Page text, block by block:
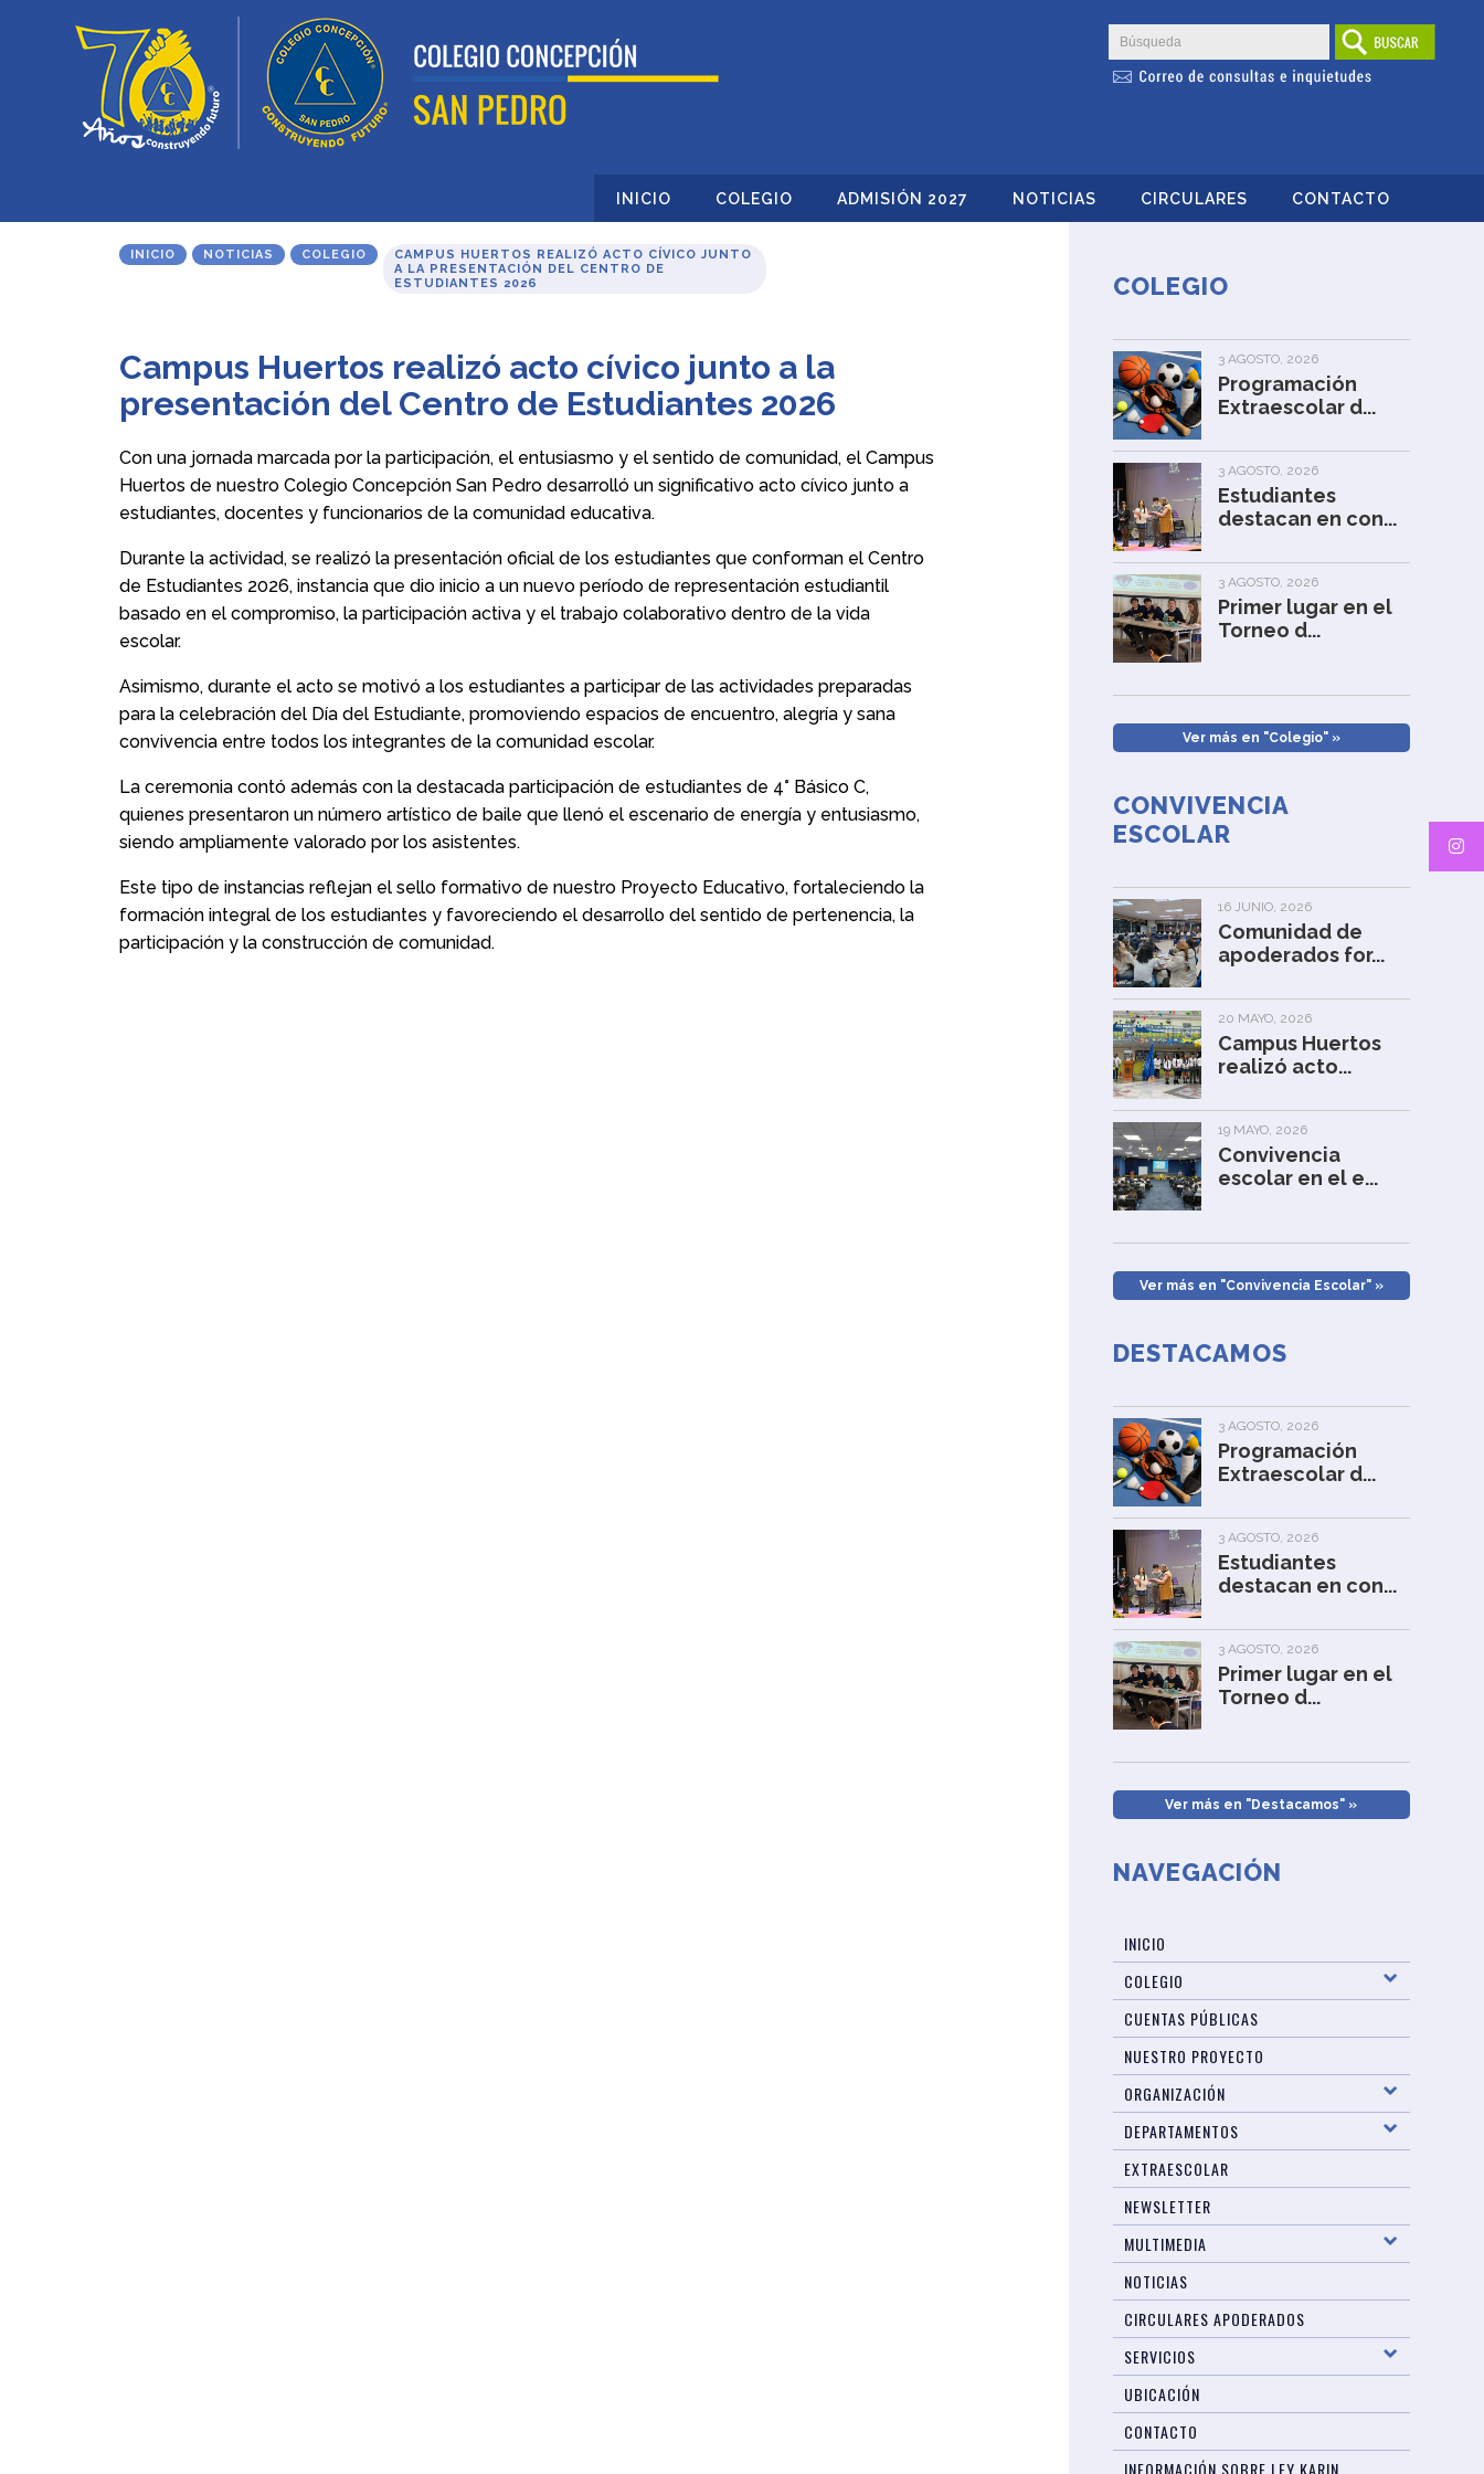
INICIO COLEGIO ADMISIÓN 2027 NOTICIAS CIRCULARES CONTACTO
INICIO NOTICIAS COLEGIO
CAMPUS HUERTOS REALIZÓ ACTO CÍVICO JUNTO
A LA PRESENTACIÓN DEL CENTRO DE
ESTUDIANTES 2026
Campus Huertos realizó acto cívico junto a la
presentación del Centro de Estudiantes 2026
Con una jornada marcada por la participación, el entusiasmo y el sentido de comunidad, el Campus
Huertos de nuestro Colegio Concepción San Pedro desarrolló un significativo acto cívico junto a
estudiantes, docentes y funcionarios de la comunidad educativa.
Durante la actividad, se realizó la presentación oficial de los estudiantes que conforman el Centro
de Estudiantes 2026, instancia que dio inicio a un nuevo período de representación estudiantil
basado en el compromiso, la participación activa y el trabajo colaborativo dentro de la vida
escolar.
Asimismo, durante el acto se motivó a los estudiantes a participar de las actividades preparadas
para la celebración del Día del Estudiante, promoviendo espacios de encuentro, alegría y sana
convivencia entre todos los integrantes de la comunidad escolar.
La ceremonia contó además con la destacada participación de estudiantes de 4° Básico C,
quienes presentaron un número artístico de baile que llenó el escenario de energía y entusiasmo,
siendo ampliamente valorado por los asistentes.
Este tipo de instancias reflejan el sello formativo de nuestro Proyecto Educativo, fortaleciendo la
formación integral de los estudiantes y favoreciendo el desarrollo del sentido de pertenencia, la
participación y la construcción de comunidad.
COLEGIO
3 AGOSTO, 2026
Programación
Extraescolar d...
3 AGOSTO, 2026
Estudiantes
destacan en con...
3 AGOSTO, 2026
Primer lugar en el
Torneo d...
Ver más en "Colegio" »
CONVIVENCIA
ESCOLAR
16 JUNIO, 2026
Comunidad de
apoderados for...
20 MAYO, 2026
Campus Huertos
realizó acto...
19 MAYO, 2026
Convivencia
escolar en el e...
Ver más en "Convivencia Escolar" »
DESTACAMOS
3 AGOSTO, 2026
Programación
Extraescolar d...
3 AGOSTO, 2026
Estudiantes
destacan en con...
3 AGOSTO, 2026
Primer lugar en el
Torneo d...
Ver más en "Destacamos" »
NAVEGACIÓN
INICIO
COLEGIO
CUENTAS PÚBLICAS
NUESTRO PROYECTO
ORGANIZACIÓN
DEPARTAMENTOS
EXTRAESCOLAR
NEWSLETTER
MULTIMEDIA
NOTICIAS
CIRCULARES APODERADOS
SERVICIOS
UBICACIÓN
CONTACTO
INFORMACIÓN SOBRE LEY KARIN